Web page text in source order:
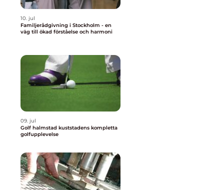
10. jul
Familjerådgivning i Stockholm - en
väg till ökad förståelse och harmoni
09. jul
Golf halmstad kuststadens kompletta
golfupplevelse